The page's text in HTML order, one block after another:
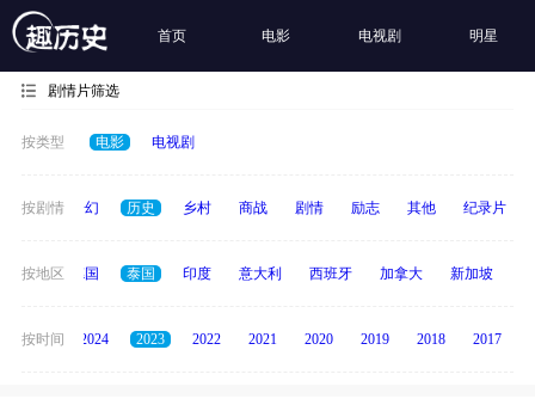
首页 电影 电视剧 明星
剧情片筛选
按类型 电影 电视剧
按剧情
动作 奇幻 历史 乡村 商战 剧情 励志 其他 纪录片
按地区
韩国 德国 泰国 印度 意大利 西班牙 加拿大 新加坡
按时间
2025 2024 2023 2022 2021 2020 2019 2018 2017